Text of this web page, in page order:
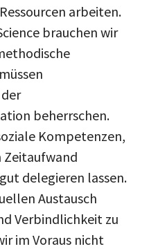
arbeiten.
brauchen wir
beherrschen.
Kompetenzen,
Zeitaufwand
delegieren lassen.
Austausch
Verbindlichkeit zu
im Voraus nicht